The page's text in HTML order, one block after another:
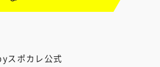
スポカレ公式